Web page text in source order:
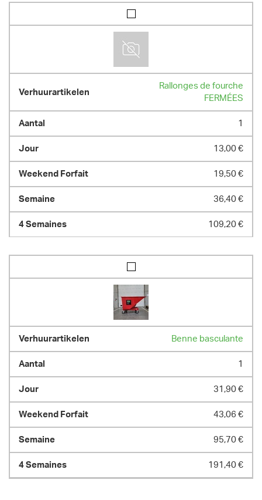
Rallonges de fourche
FERMÉES
1
13,00 €
19,50 €
36,40 €
109,20 €
Benne basculante
1
31,90 €
43,06 €
95,70 €
191,40 €